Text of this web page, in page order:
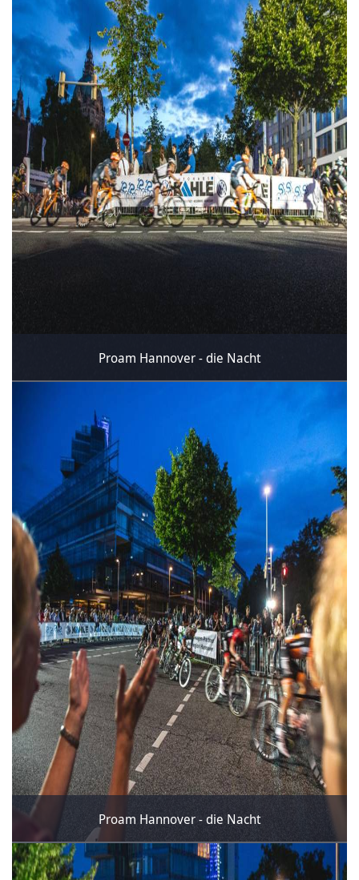
Proam Hannover - die Nacht
Proam Hannover - die Nacht